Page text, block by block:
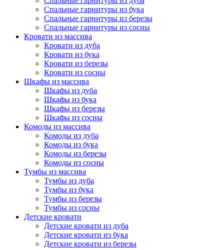
Спальные гарнитуры из бука
Спальные гарнитуры из березы
Спальные гарнитуры из сосны
Кровати из массива
Кровати из дуба
Кровати из бука
Кровати из березы
Кровати из сосны
Шкафы из массива
Шкафы из дуба
Шкафы из бука
Шкафы из березы
Шкафы из сосны
Комоды из массива
Комоды из дуба
Комоды из бука
Комоды из березы
Комоды из сосны
Тумбы из массива
Тумбы из дуба
Тумбы из бука
Тумбы из березы
Тумбы из сосны
Детские кровати
Детские кровати из дуба
Детские кровати из бука
Детские кровати из березы